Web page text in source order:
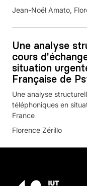
Jean-Noël Amato,
Une analyse
cours
situation
Française de
Une analyse
téléphoniques en
France
Florence Zérillo